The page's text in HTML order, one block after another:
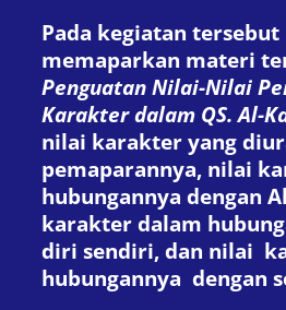
Pada kegiatan tersebut
memaparkan materi
Penguatan Nilai-Nilai
Karakter dalam QS. Al-
nilai karakter yang
pemaparannya, nilai
hubungannya dengan
karakter dalam
diri sendiri, dan nilai
hubungannya dengan